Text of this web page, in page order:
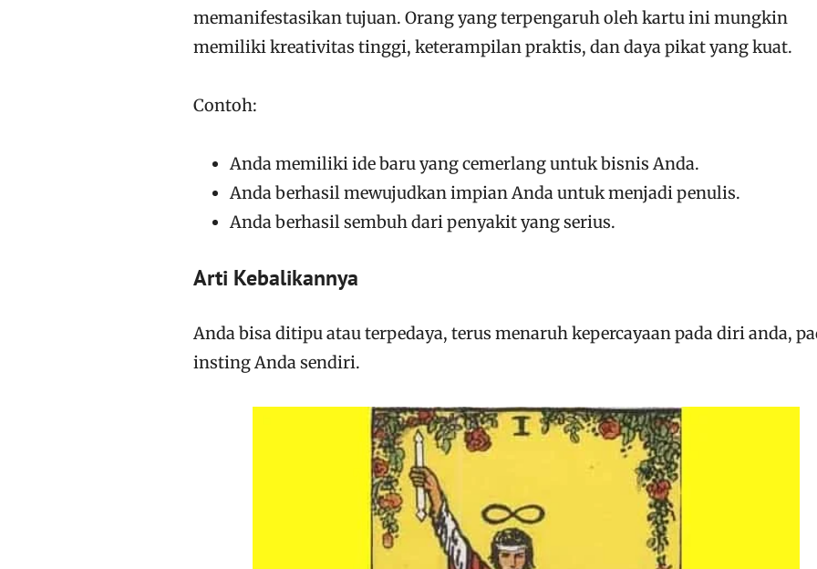
memanifestasikan tujuan. Orang yang terpengaruh oleh kartu ini mungkin
memiliki kreativitas tinggi, keterampilan praktis, dan daya pikat yang kuat.
Contoh:
Anda memiliki ide baru yang cemerlang untuk bisnis Anda.
Anda berhasil mewujudkan impian Anda untuk menjadi penulis.
Anda berhasil sembuh dari penyakit yang serius.
Arti Kebalikannya
Anda bisa ditipu atau terpedaya, terus menaruh kepercayaan pada diri anda,
insting Anda sendiri.